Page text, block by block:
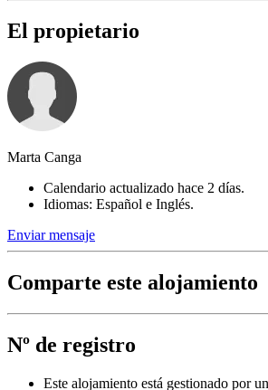
El propietario
Marta Canga
Calendario actualizado hace 2 días.
Idiomas: Español e Inglés.
Enviar mensaje
Comparte este alojamiento
Nº de registro
Este alojamiento está gestionado por